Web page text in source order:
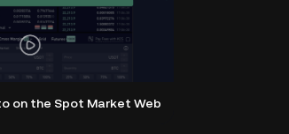
on the Spot Market Web